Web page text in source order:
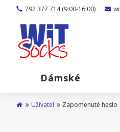
792 377 714 (9:00-16:00)
Dámské
Uživatel Zapomenuté heslo